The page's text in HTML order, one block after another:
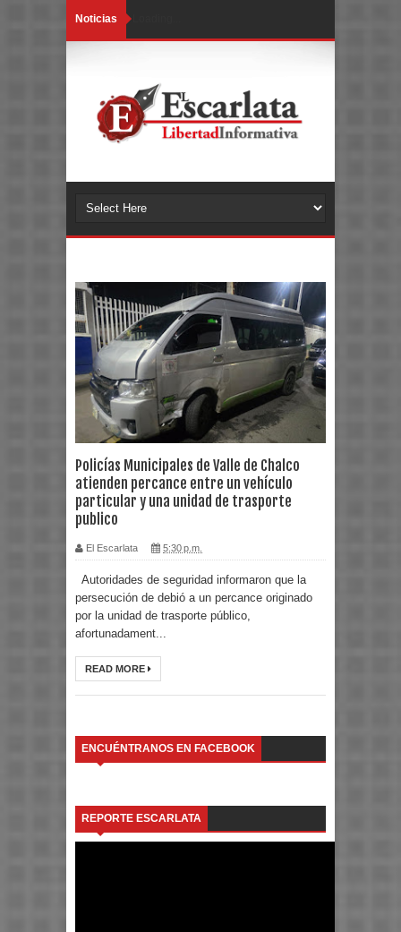
Noticias
Policías Municipales de Valle de Chalco
atienden percance entre un vehículo
particular y una unidad de trasporte
publico
El Escarlata 5:30 p.m.
Autoridades de seguridad informaron que la
persecución de debió a un percance originado
por la unidad de trasporte público,
afortunadament...
READ MORE
ENCUÉNTRANOS EN FACEBOOK
REPORTE ESCARLATA